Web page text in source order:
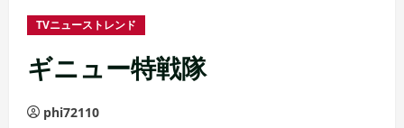
TVニューストレンド
ギニュー特戦隊
phi72110